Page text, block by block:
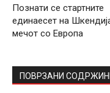
Познати се стартните
единаесет на
мечот со Европа
ПОВРЗАНИ